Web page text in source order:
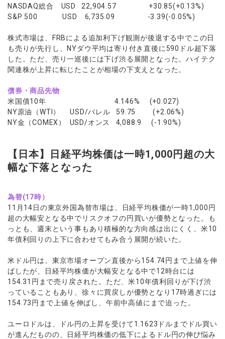
NASDAQ総合 USD 22,904.57 +30.85(+0.13%)
S&P 500 USD 6,735.09 -3.39(-0.05%)
株式市場は、FRBによる追加利下げ観測が後退する中でこの日
も売りが先行し、NYダウ平均は寄り付き直後に590ドル超下落
した。ただ、売り一巡後には下げ渋る展開となった。ハイテク
関連株が上昇に転じたことが相場の下支えとなった。
債券・商品先物
米国債10年 4.146% (+0.027)
NY原油（WTI） USD/バレル 59.75 (+2.06%)
NY金（COMEX） USD/オンス 4,088.9 (-1.90%)
【日本】日経平均株価は一時1,000円超の大
幅な下落となった
為替(17時）
11月14日の東京外国為替市場は、日経平均株価が一時1,000円
超の大幅安となる中でリスクオフの円買いが優勢となった。も
っとも、週末という事もあり積極的な方向感は出にくく、米10
年債利回りの上下に合わせてもみ合う展開が続いた。
米ドル円は、東京市場オープン直後から154.74円まで上値を伸
ばしたが、日経平均株価が大幅安となる中で12時台には
154.31円まで売り戻された。ただ、米10年債利回りが下げ渋
っていることもあり、徐々に買戻しが優勢となり17時過ぎには
154.73円まで上値を伸ばし、午前中高値にまで迫った。
ユーロドルは、ドル円の上昇を受けて1.1623ドルまでドル買い
が進んだものの、日経平均株価の低下によるドル円の伸び悩み